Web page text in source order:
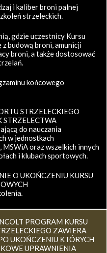
i kaliber broni palnej
strzeleckich.
gdzie uczestnicy Kursu
budową broni, amunicji
broni, a także dostosować
końcowego
STRZELECKIEGO
STRZELECTWA
do nauczania
w jednostkach
oraz wszelkich innych
i klubach sportowych.
O UKOŃCZENIU KURSU
PROGRAM KURSU
ZAWIERA
UKOŃCZENIU KTÓRYCH
UPRAWNIENIA